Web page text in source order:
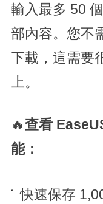
輸入最多 50
部內容。您不
下載，這需要
上。
🔥查看
能：
快速保存